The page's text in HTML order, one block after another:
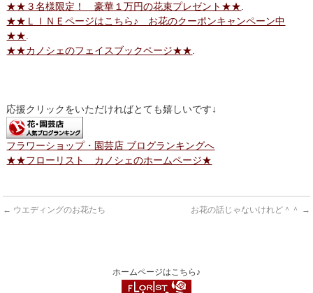
★★３名様限定！ 豪華１万円の花束プレゼント★★.
★★ＬＩＮＥページはこちら♪ お花のクーポンキャンペーン中
★★.
★★カノシェのフェイスブックページ★★.
応援クリックをいただければとても嬉しいです↓
フラワーショップ・園芸店 ブログランキングへ
★★フローリスト カノシェのホームページ★
← ウエディングのお花たち お花の話じゃないけれど＾＾ →
ホームページはこちら♪